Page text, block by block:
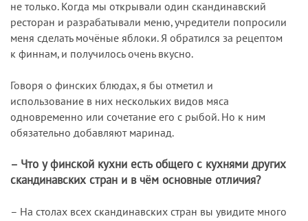
не только. Когда мы открывали один скандинавский
ресторан и разрабатывали меню, учредители попросили
меня сделать мочёные яблоки. Я обратился за рецептом
к финнам, и получилось очень вкусно.
Говоря о финских блюдах, я бы отметил и
использование в них нескольких видов мяса
одновременно или сочетание его с рыбой. Но к ним
обязательно добавляют маринад.
– Что у финской кухни есть общего с кухнями других
скандинавских стран и в чём основные отличия?
– На столах всех скандинавских стран вы увидите много